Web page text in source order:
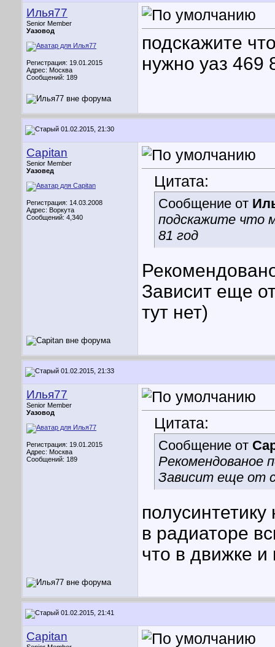
Илья77
Senior Member
Уазовод
Регистрация: 19.01.2015
Адрес: Москва
Сообщений: 189
подскажите
нужно уаз 469
01.02.2015, 21:30
Capitan
Senior Member
Уазовед
Регистрация: 14.03.2008
Адрес: Воркута
Сообщений: 4,340
Цитата:
Сообщение от
подскажите что
81 год
Зависит еще
тут нет)
01.02.2015, 21:33
Илья77
Senior Member
Уазовод
Регистрация: 19.01.2015
Адрес: Москва
Сообщений: 189
Цитата:
Сообщение от
Рекомендованое
Зависит еще от
в радиаторе
что в движке и
01.02.2015, 21:41
Capitan